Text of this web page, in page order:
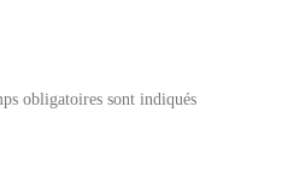
obligatoires sont indiqués